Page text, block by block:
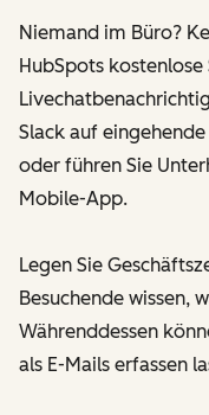
Niemand im Büro?
HubSpots
Slack auf
oder führen Sie
Mobile-App.
Legen Sie
Besuchende wissen,
Währenddessen
als E-Mails erfassen